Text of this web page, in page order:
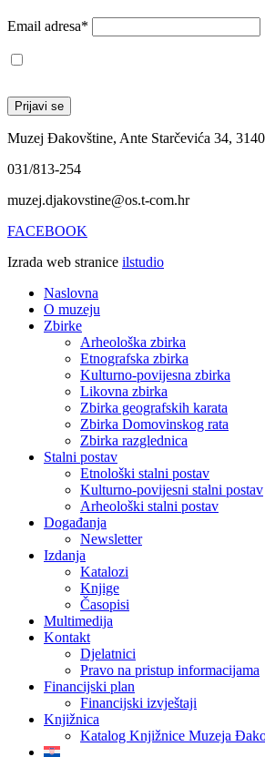
Email adresa*
Muzej Đakovštine, Ante Starčevića 34,
031/813-254
muzej.djakovstine@os.t-com.hr
FACEBOOK
Izrada web stranice ilstudio
Naslovna
O muzeju
Zbirke
Arheološka zbirka
Etnografska zbirka
Kulturno-povijesna zbirka
Likovna zbirka
Zbirka geografskih karata
Zbirka Domovinskog rata
Zbirka razglednica
Stalni postav
Etnološki stalni postav
Kulturno-povijesni stalni postav
Arheološki stalni postav
Događanja
Newsletter
Izdanja
Katalozi
Knjige
Časopisi
Multimedija
Kontakt
Djelatnici
Pravo na pristup informacijama
Financijski plan
Financijski izvještaji
Knjižnica
Katalog Knjižnice Muzeja